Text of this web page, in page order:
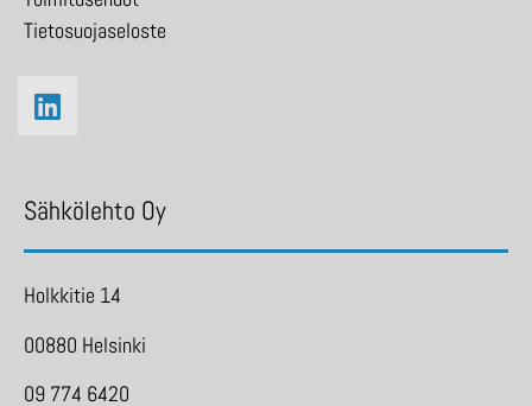
Tietosuojaseloste
Sähkölehto Oy
Holkkitie 14
00880 Helsinki
09 774 6420